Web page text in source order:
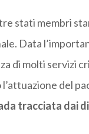
stati membri
Data
di molti servizi
del
tracciata dai